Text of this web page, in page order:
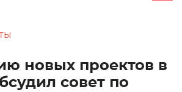
новых проектов в
совет по